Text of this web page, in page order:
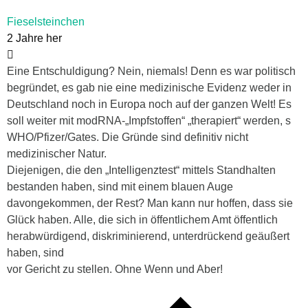
Fieselsteinchen
2 Jahre her
Eine Entschuldigung? Nein, niemals! Denn es war politisch
begründet, es gab nie eine medizinische Evidenz weder in
Deutschland noch in Europa noch auf der ganzen Welt! Es
soll weiter mit modRNA-„Impfstoffen“ „therapiert“ werden, s
WHO/Pfizer/Gates. Die Gründe sind definitiv nicht
medizinischer Natur.
Diejenigen, die den „Intelligenztest“ mittels Standhalten
bestanden haben, sind mit einem blauen Auge
davongekommen, der Rest? Man kann nur hoffen, dass sie
Glück haben. Alle, die sich in öffentlichem Amt öffentlich
herabwürdigend, diskriminierend, unterdrückend geäußert
haben, sind
vor Gericht zu stellen. Ohne Wenn und Aber!